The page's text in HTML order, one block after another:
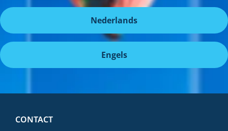
Nederlands
Engels
CONTACT